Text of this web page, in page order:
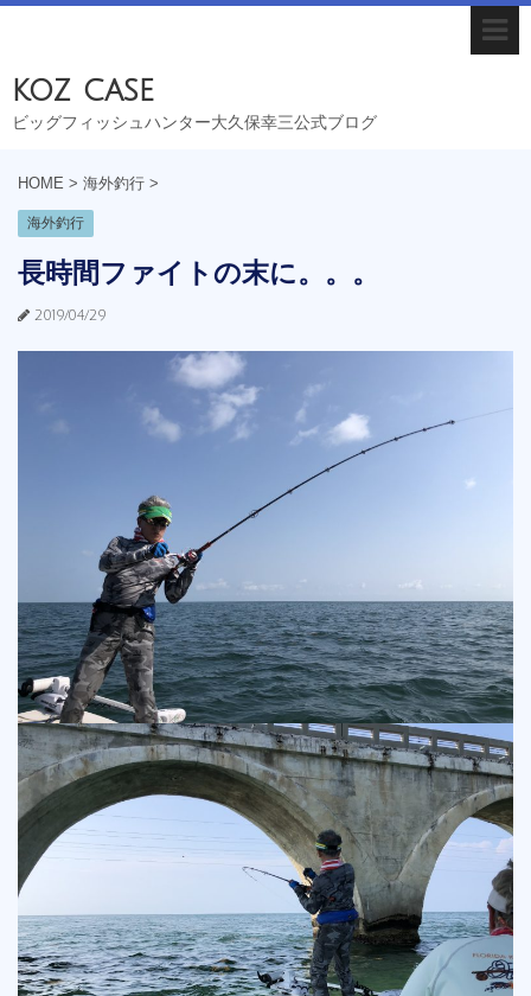
koz case
ビッグフィッシュハンター大久保幸三公式ブログ
HOME > 海外釣行 >
海外釣行
長時間ファイトの末に。。。
2019/04/29